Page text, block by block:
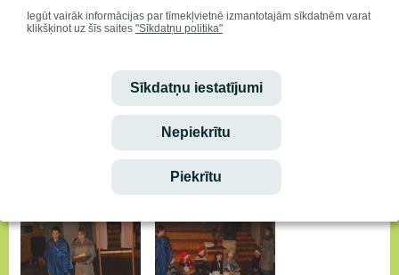
Iegūt vairāk informācijas par tīmekļvietnē izmantotajām sīkdatnēm varat
klikšķinot uz šīs saites "Sīkdatņu politika"
Sīkdatņu iestatījumi
Nepiekrītu
Piekrītu